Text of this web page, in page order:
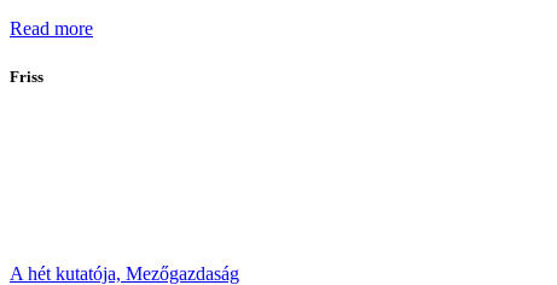
Read more
Friss
A hét kutatója, Mezőgazdaság